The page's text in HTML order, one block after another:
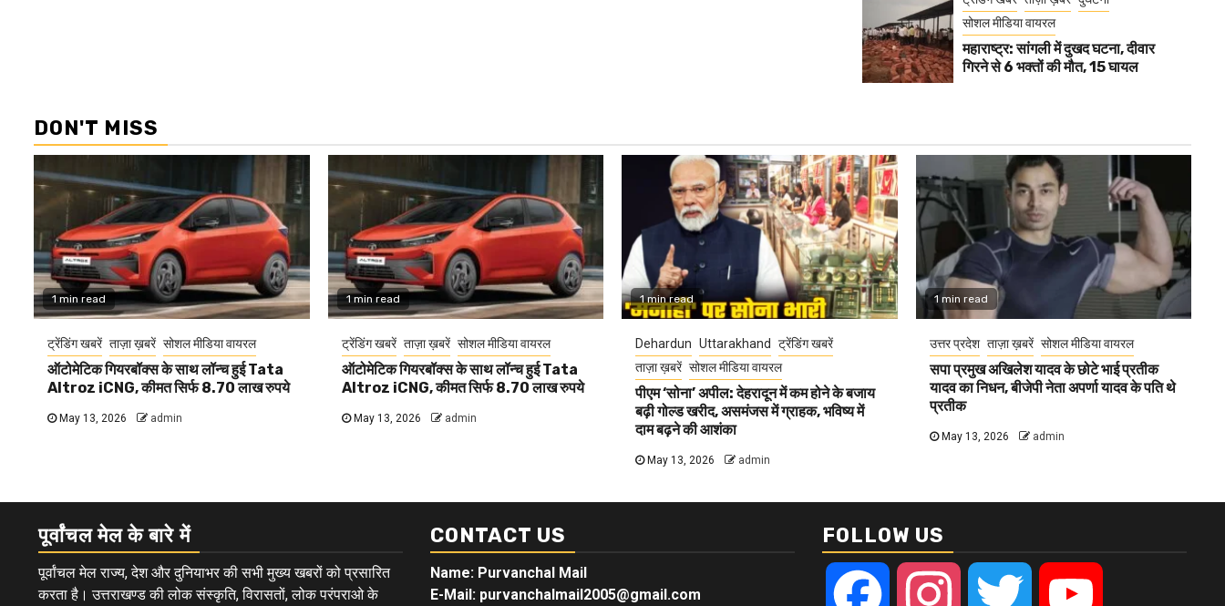
सोशल मीडिया वायरल
महाराष्ट्र: सांगली में दुखद घटना, दीवार
गिरने से 6 भक्तों की मौत, 15 घायल
DON'T MISS
1 min read
ट्रेंडिंग खबरें ताज़ा ख़बरें सोशल मीडिया वायरल
ऑटोमेटिक गियरबॉक्स के साथ लॉन्च हुई Tata
Altroz iCNG, कीमत सिर्फ 8.70 लाख रुपये
May 13, 2026 admin
1 min read
ट्रेंडिंग खबरें ताज़ा ख़बरें सोशल मीडिया वायरल
ऑटोमेटिक गियरबॉक्स के साथ लॉन्च हुई Tata
Altroz iCNG, कीमत सिर्फ 8.70 लाख रुपये
May 13, 2026 admin
1 min read
Dehardun Uttarakhand
ट्रेंडिंग खबरें
ताज़ा ख़बरें सोशल मीडिया वायरल
पीएम ‘सोना’ अपील: देहरादून में कम होने के बजाय
बढ़ी गोल्ड खरीद, असमंजस में ग्राहक, भविष्य में
दाम बढ़ने की आशंका
May 13, 2026 admin
1 min read
उत्तर प्रदेश ताज़ा ख़बरें सोशल मीडिया वायरल
सपा प्रमुख अखिलेश यादव के छोटे भाई प्रतीक
यादव का निधन, बीजेपी नेता अपर्णा यादव के पति थे
प्रतीक
May 13, 2026 admin
पूर्वांचल मेल के बारे में
पूर्वांचल मेल राज्य, देश और दुनियाभर की सभी मुख्य खबरों को प्रसारित
करता है। उत्तराखण्ड की लोक संस्कृति, विरासतों, लोक परंपराओ के
CONTACT US
Name: Purvanchal Mail
E-Mail: purvanchalmail2005@gmail.com
FOLLOW US
Facebook Instagram Twitter